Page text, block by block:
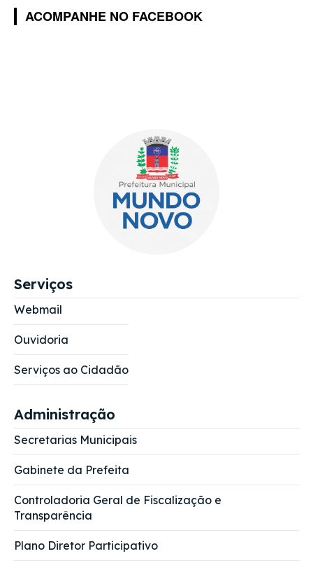
ACOMPANHE NO FACEBOOK
Serviços
Webmail
Ouvidoria
Serviços ao Cidadão
Administração
Secretarias Municipais
Gabinete da Prefeita
Controladoria Geral de Fiscalização e
Transparência
Plano Diretor Participativo